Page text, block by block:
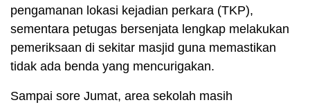
pengamanan lokasi kejadian perkara (TKP),
sementara petugas bersenjata lengkap melakukan
pemeriksaan di sekitar masjid guna memastikan
tidak ada benda yang mencurigakan.
Sampai sore Jumat, area sekolah masih